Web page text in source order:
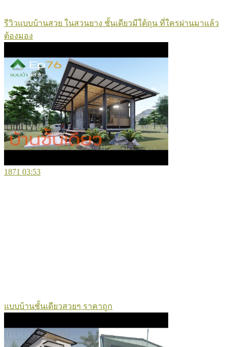
รีวิวแบบบ้านสวย ในสวนยาง ชั้นเดียวมีใต้ถุน ที่ใครผ่านมาแล้ว
ต้องมอง
1871 03:53
แบบบ้านชั้นเดียวสวยๆ ราคาถูก